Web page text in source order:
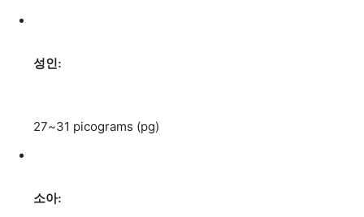
성인:
27~31 picograms (pg)
소아: